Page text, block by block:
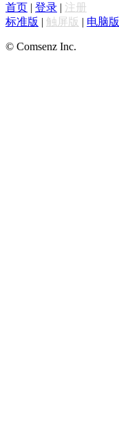
首页 | 登录 | 注册
标准版 | 触屏版 | 电脑版
© Comsenz Inc.